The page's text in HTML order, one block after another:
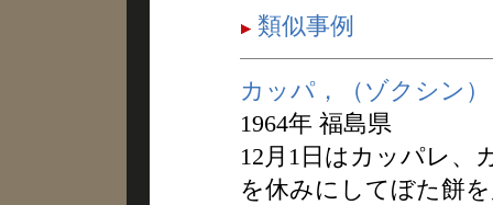
類似事例
カッパ，（ゾクシン）
1964年 福島県
12月1日はカッパレ、
を休みにしてぼた餅